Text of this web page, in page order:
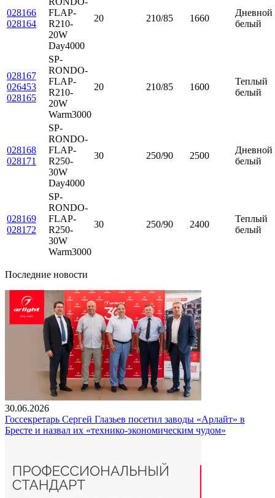
028166
028164
FLAP-
R210-
20W
Day4000
20 210/85 1660
Дневной
белый
028167
026453
028165
SP-
RONDO-
FLAP-
R210-
20W
Warm3000
20 210/85 1600
Теплый
белый
028168
028171
SP-
RONDO-
FLAP-
R250-
30W
Day4000
30 250/90 2500
Дневной
белый
028169
028172
SP-
RONDO-
FLAP-
R250-
30W
Warm3000
30 250/90 2400
Теплый
белый
Последние новости
30.06.2026
Госсекретарь Сергей Глазьев посетил заводы «Арлайт» в
Бресте и назвал их «технико-экономическим чудом»